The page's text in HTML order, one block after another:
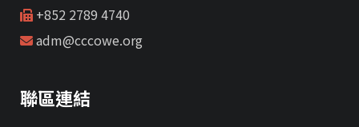
+852 2789 4740
adm@cccowe.org
聯區連結